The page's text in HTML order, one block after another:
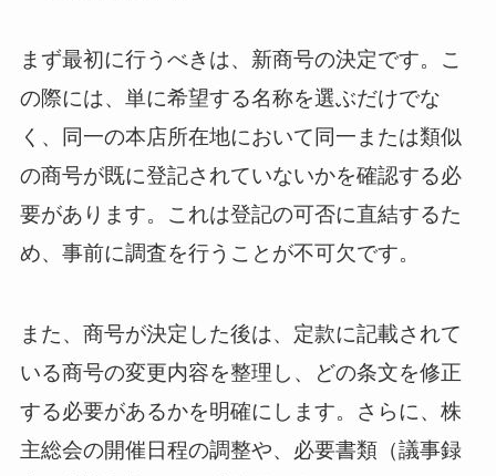
まず最初に行うべきは、新商号の決定です。こ
の際には、単に希望する名称を選ぶだけでな
く、同一の本店所在地において同一または類似
の商号が既に登記されていないかを確認する必
要があります。これは登記の可否に直結するた
め、事前に調査を行うことが不可欠です。
また、商号が決定した後は、定款に記載されて
いる商号の変更内容を整理し、どの条文を修正
する必要があるかを明確にします。さらに、株
主総会の開催日程の調整や、必要書類（議事録